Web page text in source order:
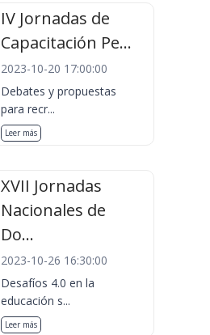
IV Jornadas de
Capacitación Pe...
2023-10-20 17:00:00
Debates y propuestas
para recr...
Leer más
XVII Jornadas
Nacionales de
Do...
2023-10-26 16:30:00
Desafíos 4.0 en la
educación s...
Leer más